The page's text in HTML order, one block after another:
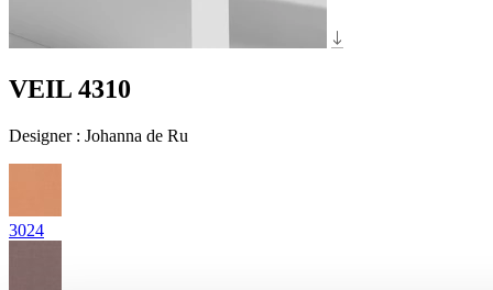
VEIL 4310
Designer : Johanna de Ru
3024